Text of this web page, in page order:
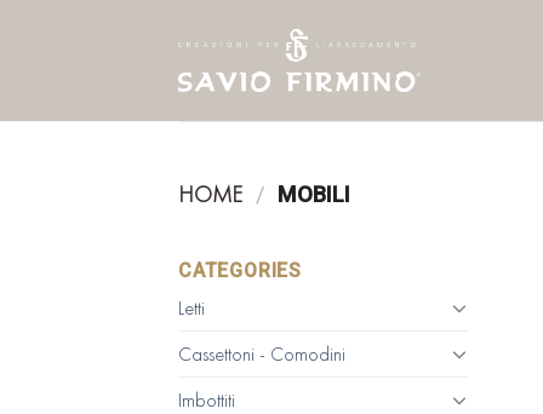
HOME / MOBILI
CATEGORIES
Letti
Cassettoni - Comodini
Imbottiti